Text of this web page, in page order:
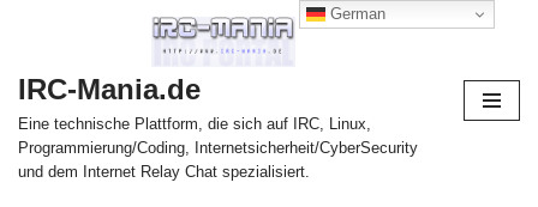
Inhalt
springen
IRC-Mania.de
Eine technische Plattform, die sich auf IRC, Linux,
Programmierung/Coding, Internetsicherheit/CyberSecurity
und dem Internet Relay Chat spezialisiert.
German